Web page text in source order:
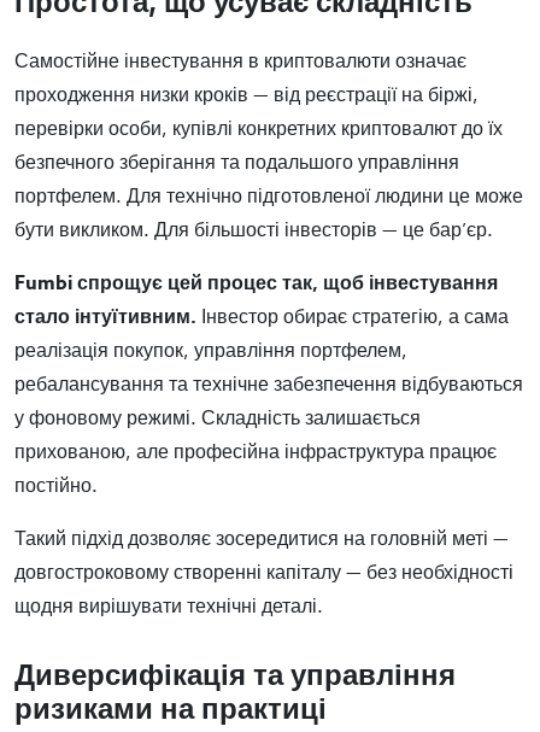
Самостійне інвестування в криптовалюти означає
проходження низки кроків — від реєстрації на біржі,
перевірки особи, купівлі конкретних криптовалют до їх
безпечного зберігання та подальшого управління
портфелем. Для технічно підготовленої людини це може
бути викликом. Для більшості інвесторів — це бар’єр.
Fumbi спрощує цей процес так, щоб інвестування
стало інтуїтивним. Інвестор обирає стратегію, а сама
реалізація покупок, управління портфелем,
ребалансування та технічне забезпечення відбуваються
у фоновому режимі. Складність залишається
прихованою, але професійна інфраструктура працює
постійно.
Такий підхід дозволяє зосередитися на головній меті —
довгостроковому створенні капіталу — без необхідності
щодня вирішувати технічні деталі.
Диверсифікація та управління
ризиками на практиці